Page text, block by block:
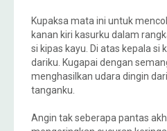
Kupaksa mata ini untuk
kanan kiri kasurku dalam
si kipas kayu. Di atas kepala si
dariku. Kugapai dengan
menghasilkan udara dingin
tanganku.
Angin tak seberapa pantas